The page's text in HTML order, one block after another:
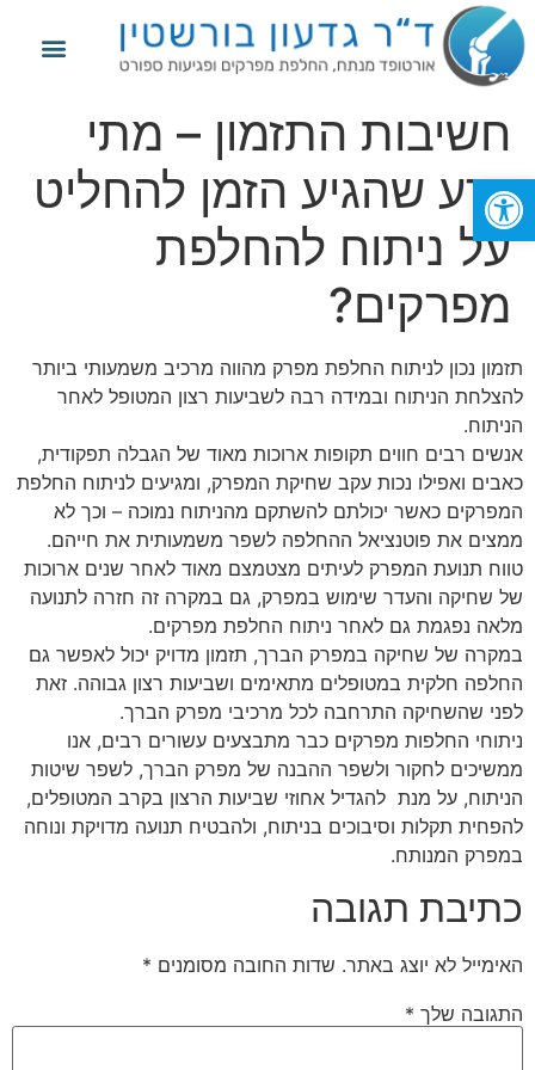
פתח סרגל נגישות
חשיבות התזמון – מתי
נדע שהגיע הזמן להחליט
על ניתוח להחלפת
מפרקים?
תזמון נכון לניתוח החלפת מפרק מהווה מרכיב משמעותי ביותר
להצלחת הניתוח ובמידה רבה לשביעות רצון המטופל לאחר
הניתוח.
אנשים רבים חווים תקופות ארוכות מאוד של הגבלה תפקודית,
כאבים ואפילו נכות עקב שחיקת המפרק, ומגיעים לניתוח החלפת
המפרקים כאשר יכולתם להשתקם מהניתוח נמוכה – וכך לא
ממצים את פוטנציאל ההחלפה לשפר משמעותית את חייהם.
טווח תנועת המפרק לעיתים מצטמצם מאוד לאחר שנים ארוכות
של שחיקה והעדר שימוש במפרק, גם במקרה זה חזרה לתנועה
מלאה נפגמת גם לאחר ניתוח החלפת מפרקים.
במקרה של שחיקה במפרק הברך, תזמון מדויק יכול לאפשר גם
החלפה חלקית במטופלים מתאימים ושביעות רצון גבוהה. זאת
לפני שהשחיקה התרחבה לכל מרכיבי מפרק הברך.
ניתוחי החלפות מפרקים כבר מתבצעים עשורים רבים, אנו
ממשיכים לחקור ולשפר ההבנה של מפרק הברך, לשפר שיטות
הניתוח, על מנת להגדיל אחוזי שביעות הרצון בקרב המטופלים,
להפחית תקלות וסיבוכים בניתוח, ולהבטיח תנועה מדויקת ונוחה
במפרק המנותח.
כתיבת תגובה
האימייל לא יוצג באתר. שדות החובה מסומנים *
התגובה שלך *